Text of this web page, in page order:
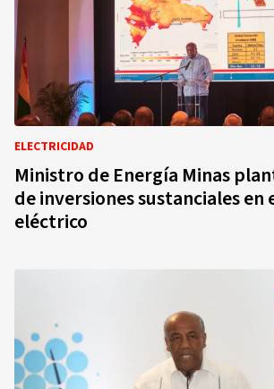
ELECTRICIDAD
Ministro de Energía Minas
de inversiones sustanciales en
eléctrico